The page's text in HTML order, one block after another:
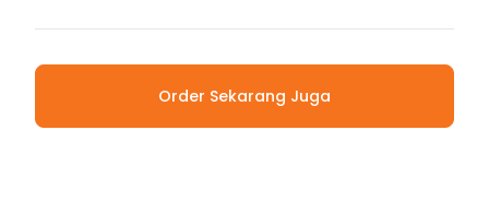
Order Sekarang Juga